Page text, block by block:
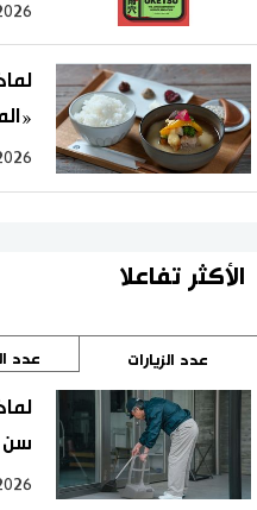
الأكثر تفاعلا
عدد الزيارات عدد
سن